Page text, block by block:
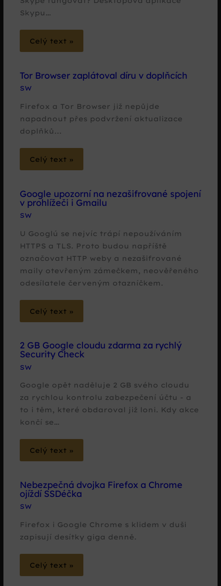
Skypu…
Celý text »
Tor Browser zaplátoval díru v doplňcích
SW
Firefox a Tor Browser již nepůjde
napadnout přes podvržení aktualizace
doplňků...
Celý text »
Google upozorní na nezašifrované spojení
v prohlížeči i Gmailu
SW
U Googlú se nejvíc trápí nepoužíváním
HTTPS a TLS. Proto budou napříště
označovat HTTP weby a nezašifrované
maily otevřeným zámečkem, neověřeného
odesílatele červeným otazníčkem.
Celý text »
2 GB Google cloudu zdarma za rychlý
Security Check
SW
Google opět naděluje 2 GB svého cloudu
za rychlou kontrolu zabezpečení účtu - a
to i těm, které obdaroval již loni. Kdy akce
končí se…
Celý text »
Nebezpečná dvojka Firefox a Chrome
ojíždí SSDéčka
SW
Firefox i Google Chrome s klidem v duši
zapisují desítky giga denně.
Celý text »